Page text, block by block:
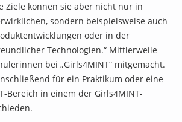
Ziele können sie aber nicht nur in
sondern beispielsweise auch
oder in der
Technologien.“ Mittlerweile
bei „Girls4MINT“ mitgemacht.
für ein Praktikum oder eine
Bereich in einem der Girls4MINT-